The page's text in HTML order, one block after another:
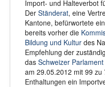
Import- und Halteverbot
Der Ständerat, eine
Kantone, befürwortete
bereits vorher die
Bildung und Kultur des
Empfehlung der
das Schweizer Parlament
am 29.05.2012 mit 99 zu
Enthaltungen ein